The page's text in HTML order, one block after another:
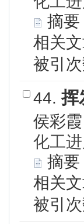
摘要
相关
被引
44.挥
侯彩
化工
摘要
相关
被引